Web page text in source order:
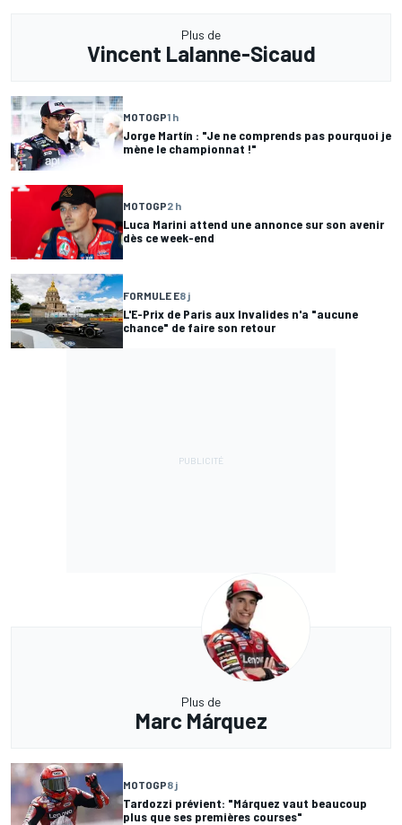
Plus de
Vincent Lalanne-Sicaud
MOTOGP1 h
Jorge Martín : "Je ne comprends pas pourquoi je
mène le championnat !"
MOTOGP2 h
Luca Marini attend une annonce sur son avenir
dès ce week-end
FORMULE E8 j
L'E-Prix de Paris aux Invalides n'a "aucune
chance" de faire son retour
Plus de
Marc Márquez
MOTOGP8 j
Tardozzi prévient: "Márquez vaut beaucoup
plus que ses premières courses"